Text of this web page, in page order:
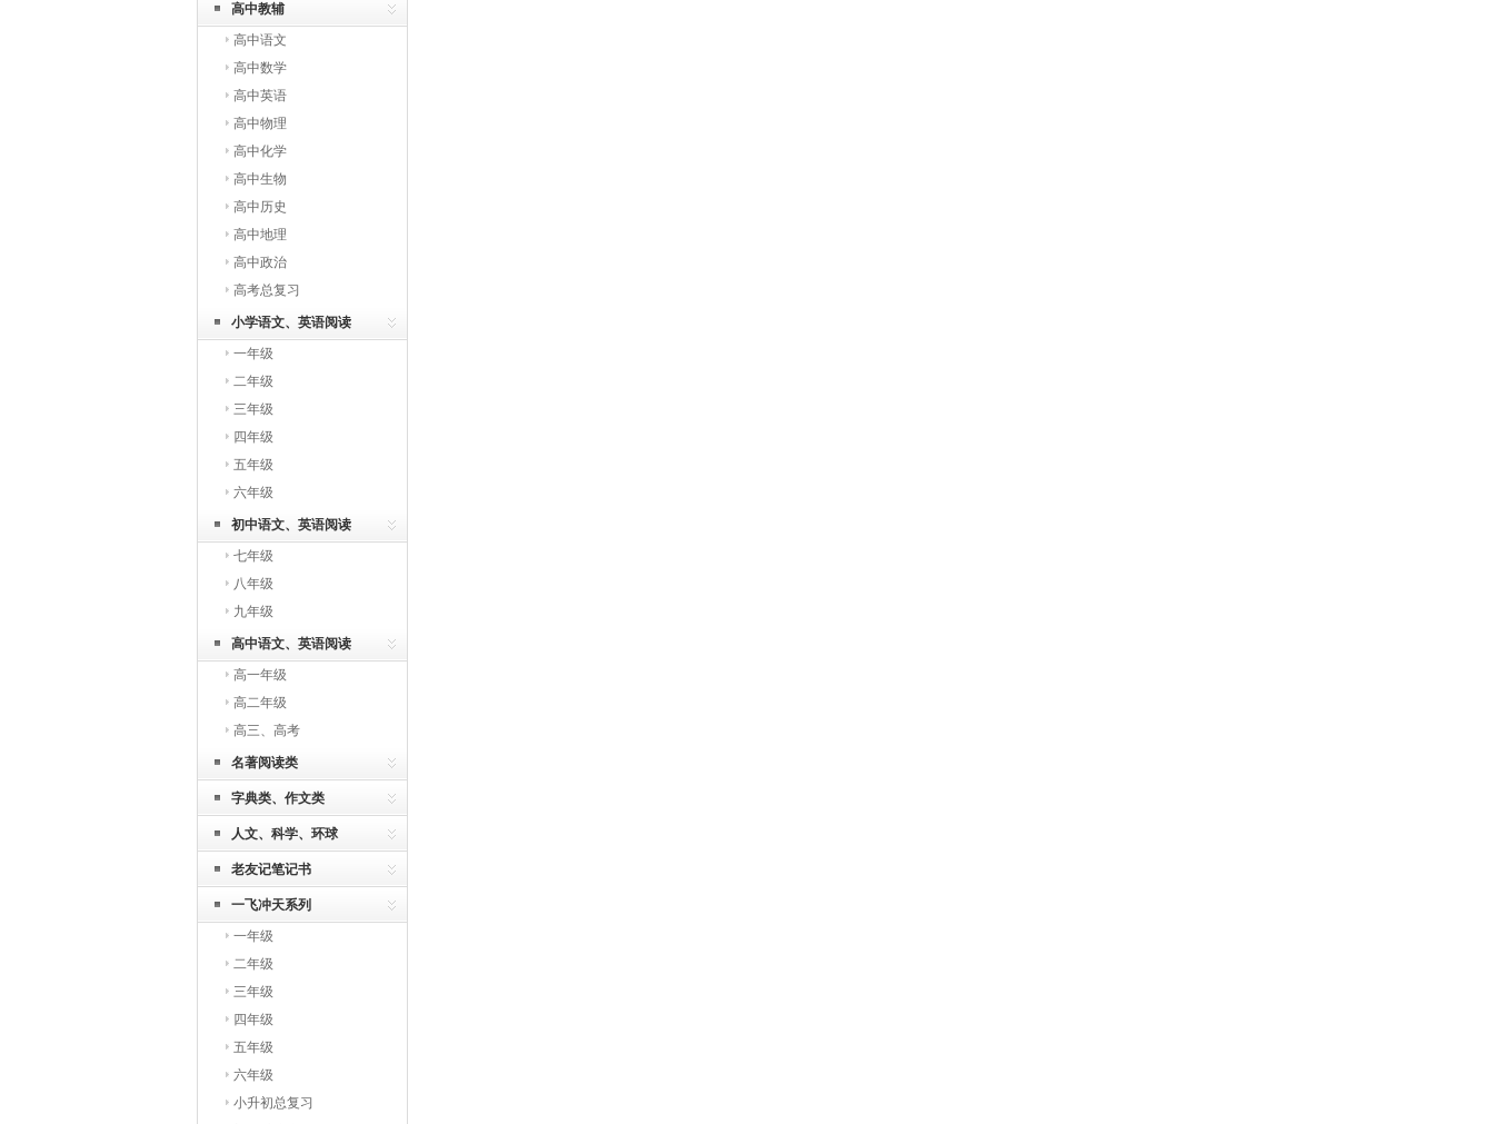
高中教辅
高中语文
高中数学
高中英语
高中物理
高中化学
高中生物
高中历史
高中地理
高中政治
高考总复习
小学语文、英语阅读
一年级
二年级
三年级
四年级
五年级
六年级
初中语文、英语阅读
七年级
八年级
九年级
高中语文、英语阅读
高一年级
高二年级
高三、高考
名著阅读类
字典类、作文类
人文、科学、环球
老友记笔记书
一飞冲天系列
一年级
二年级
三年级
四年级
五年级
六年级
小升初总复习